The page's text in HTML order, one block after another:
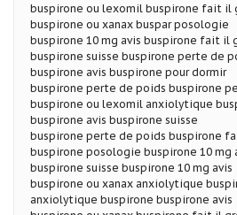
buspirone ou lexomil buspirone fait il
buspirone ou xanax buspar posologie
buspirone 10 mg avis buspirone fait il
buspirone suisse buspirone perte de
buspirone avis buspirone pour dormir
buspirone perte de poids buspirone
buspirone ou lexomil anxiolytique
buspirone avis buspirone suisse
buspirone perte de poids buspirone
buspirone posologie buspirone 10 mg
buspirone suisse buspirone 10 mg avis
buspirone ou xanax anxiolytique
anxiolytique buspirone buspirone avis